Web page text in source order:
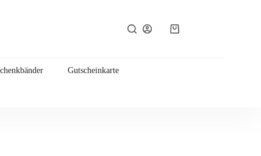
Warenkorb
Gutscheinkarte